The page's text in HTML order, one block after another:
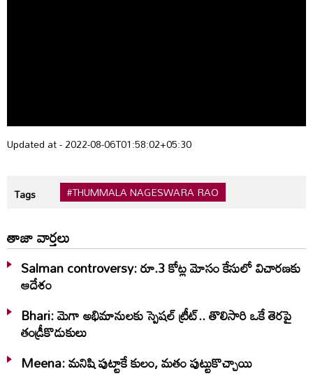
Updated at - 2022-08-06T01:58:02+05:30
Tags #THUMMALA NAGESWARA RAO
తాజా వార్తలు
Salman controversy: రూ.3 కోట్ల మోసం కేసులో విచారణకు
ఆదేశం
Bhari: మెగా అభిమానులకు స్పెషల్ ట్రీట్.. తొలిసారి ఒకే తెరపై
తండ్రీకొడుకులు
Meena: మనిషి పుట్టాకే కులం, మతం పుట్టుకొచ్చాయి